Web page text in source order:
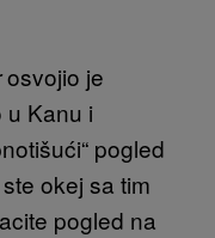
osvojio je
u Kanu i
pogled
okej sa tim
pogled na